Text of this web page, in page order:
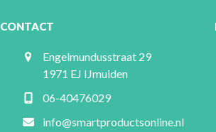
CONTACT
Engelmundusstraat 29
1971 EJ IJmuiden
06-40476029
info@smartproductsonline.nl